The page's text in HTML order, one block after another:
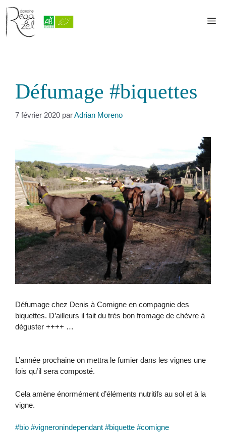
Aller
au
contenu
Défumage #biquettes
7 février 2020 parAdrian Moreno
Défumage chez Denis à Comigne en compagnie des
biquettes. D’ailleurs il fait du très bon fromage de chèvre à
déguster ++++ …
L’année prochaine on mettra le fumier dans les vignes une
fois qu’il sera composté.
Cela amène énormément d’éléments nutritifs au sol et à la
vigne.
#bio #vigneronindependant #biquette #comigne